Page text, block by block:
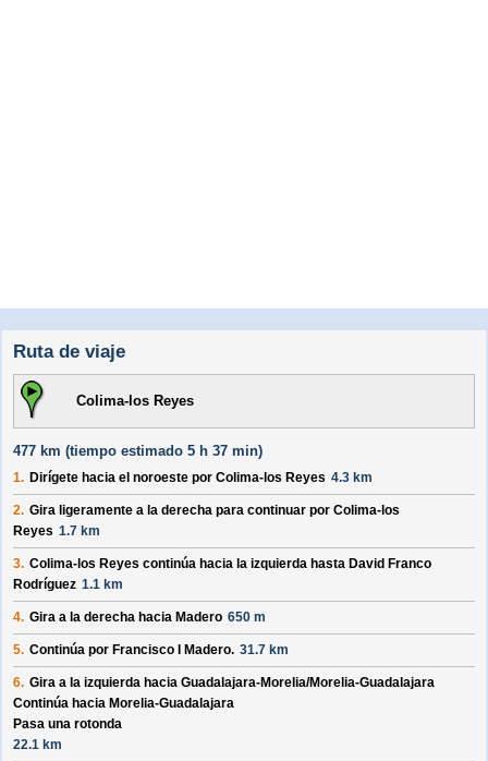
Ruta de viaje
Colima-los Reyes
477 km (tiempo estimado 5 h 37 min)
1. Dirígete hacia el noroeste por Colima-los Reyes 4.3 km
2. Gira ligeramente a la derecha para continuar por Colima-los
Reyes 1.7 km
3. Colima-los Reyes continúa hacia la izquierda hasta David Franco
Rodríguez 1.1 km
4. Gira a la derecha hacia Madero 650 m
5. Continúa por Francisco I Madero. 31.7 km
6. Gira a la izquierda hacia Guadalajara-Morelia/Morelia-Guadalajara
Continúa hacia Morelia-Guadalajara
Pasa una rotonda
22.1 km